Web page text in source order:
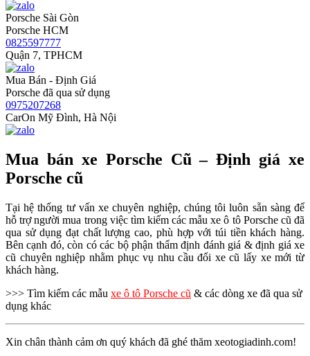
Porsche Sài Gòn
Porsche HCM
0825597777
Quận 7, TPHCM
Mua Bán - Định Giá
Porsche đã qua sử dụng
0975207268
CarOn Mỹ Đình, Hà Nội
Mua bán xe Porsche Cũ – Định giá xe
Porsche cũ
Tại hệ thống tư vấn xe chuyên nghiệp, chúng tôi luôn sẵn sàng để
hỗ trợ người mua trong việc tìm kiếm các mẫu xe ô tô Porsche cũ đã
qua sử dụng đạt chất lượng cao, phù hợp với túi tiền khách hàng.
Bên cạnh đó, còn có các bộ phận thẩm định đánh giá & định giá xe
cũ chuyên nghiệp nhằm phục vụ nhu cầu đổi xe cũ lấy xe mới từ
khách hàng.
>>> Tìm kiếm các mẫu xe ô tô Porsche cũ & các dòng xe đã qua sử
dụng khác
Xin chân thành cảm ơn quý khách đã ghé thăm xeotogiadinh.com!